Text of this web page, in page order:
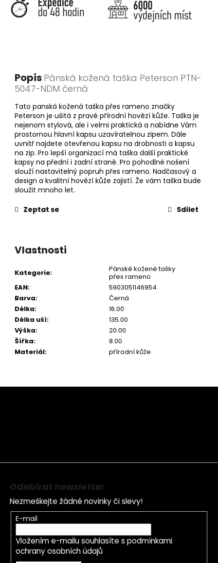
Popis Pánská kožená taška Peterson PTN-
5047-NDM černá
Tato panská kožená taška přes rameno značky
Peterson je ušitá z pravé přírodní hovězí kůže. Taška je
nejenom stylová, ale i velmi praktická a nabídne Vám
prostornou hlavní kapsu uzavíratelnou zipem. Dále
uvnitř najdete otevřenou kapsu na drobnosti a kapsu
na zip. Pro lepší organizací má taška další praktické
kapsy na přední i zadní straně. Pro pohodlné nošení
slouží nastavitelný popruh přes rameno. Nadčasový a
design a kvalitní hovězí kůže zajistí. Že vám taška bude
sloužit mnoho let.
Zeptat se
Sdílet
Vlastnosti
Kategorie:
Pánské kožené tašky
přes rameno
EAN:
5903051146954
Barva:
Černá
Délka:
16.00
Délka uší:
135.00
Výška:
20.00
Šířka:
8.00
Materiál: přírodní kůže
Z
Odebírat newsletter
Nezmeškejte žádné novinky či slevy!
E-mail
Vložením e-mailu souhlasíte s podmínkami
ochrany osobních údajů